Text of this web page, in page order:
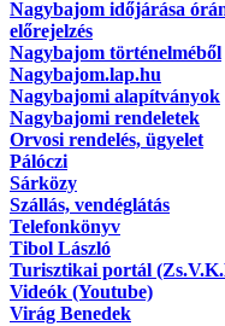
Nagybajom időjárása
előrejelzés
Nagybajom történelméből
Nagybajom.lap.hu
Nagybajomi alapítványok
Nagybajomi rendeletek
Orvosi rendelés, ügyelet
Pálóczi
Sárközy
Szállás, vendéglátás
Telefonkönyv
Tibol László
Turisztikai portál
Videók (Youtube)
Virág Benedek